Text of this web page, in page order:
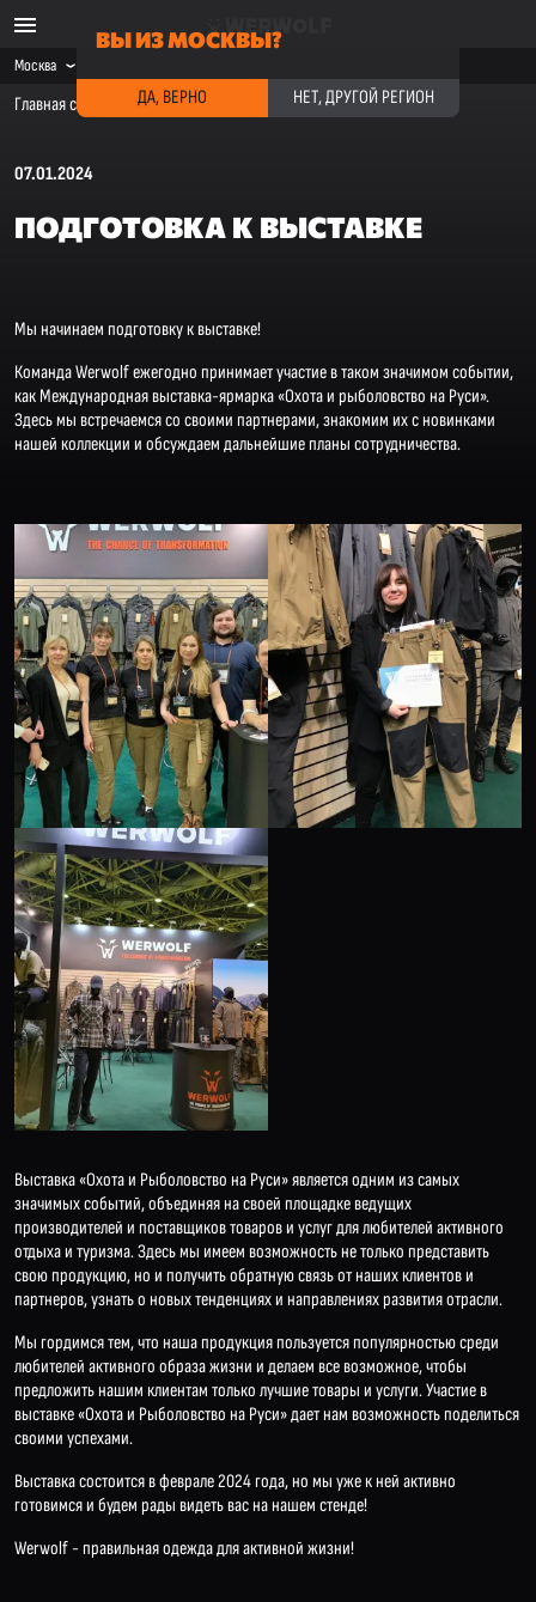
Москва
Главная страница · Новости компании · Подготовка к выставке
07.01.2024
ПОДГОТОВКА К ВЫСТАВКЕ
Мы начинаем подготовку к выставке!
Команда Werwolf ежегодно принимает участие в таком значимом событии,
как Международная выставка-ярмарка «Охота и рыболовство на Руси».
Здесь мы встречаемся со своими партнерами, знакомим их с новинками
нашей коллекции и обсуждаем дальнейшие планы сотрудничества.
Выставка «Охота и Рыболовство на Руси» является одним из самых
значимых событий, объединяя на своей площадке ведущих
производителей и поставщиков товаров и услуг для любителей активного
отдыха и туризма. Здесь мы имеем возможность не только представить
свою продукцию, но и получить обратную связь от наших клиентов и
партнеров, узнать о новых тенденциях и направлениях развития отрасли.
Мы гордимся тем, что наша продукция пользуется популярностью среди
любителей активного образа жизни и делаем все возможное, чтобы
предложить нашим клиентам только лучшие товары и услуги. Участие в
выставке «Охота и Рыболовство на Руси» дает нам возможность поделиться
своими успехами.
Выставка состоится в феврале 2024 года, но мы уже к ней активно
готовимся и будем рады видеть вас на нашем стенде!
Werwolf - правильная одежда для активной жизни!
ВЫ ИЗ МОСКВЫ?
ДА, ВЕРНО НЕТ, ДРУГОЙ РЕГИОН